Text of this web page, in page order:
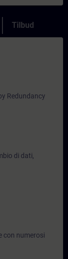
Tilbud
Redundancy
di dati,
con numerosi